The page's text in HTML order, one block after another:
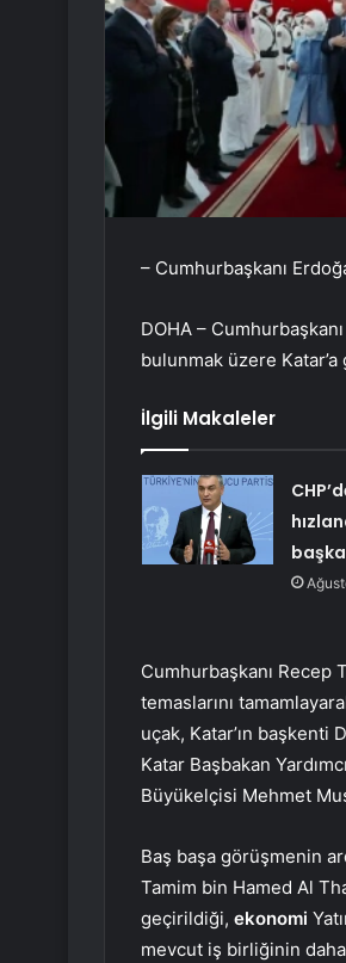
– Cumhurbaşkanı
DOHA –
bulunmak üzere Katar’a
İlgili Makaleler
Cumhurbaşkanı Recep
temaslarını
uçak, Katar’ın başkenti
Katar Başbakan
Büyükelçisi Mehmet
Baş başa görüşmenin
Tamim bin Hamed Al
geçirildiği, ekonomi
mevcut iş birliğinin